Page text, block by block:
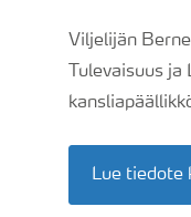
Viljelijän
Tulevaisuus
Lue tiedote